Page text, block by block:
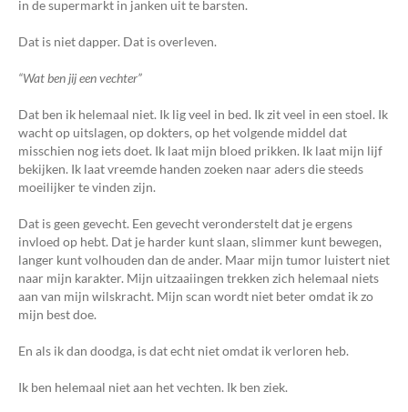
in de supermarkt in janken uit te barsten.
Dat is niet dapper. Dat is overleven.
“Wat ben jij een vechter”
Dat ben ik helemaal niet. Ik lig veel in bed. Ik zit veel in een stoel. Ik
wacht op uitslagen, op dokters, op het volgende middel dat
misschien nog iets doet. Ik laat mijn bloed prikken. Ik laat mijn lijf
bekijken. Ik laat vreemde handen zoeken naar aders die steeds
moeilijker te vinden zijn.
Dat is geen gevecht. Een gevecht veronderstelt dat je ergens
invloed op hebt. Dat je harder kunt slaan, slimmer kunt bewegen,
langer kunt volhouden dan de ander. Maar mijn tumor luistert niet
naar mijn karakter. Mijn uitzaaiingen trekken zich helemaal niets
aan van mijn wilskracht. Mijn scan wordt niet beter omdat ik zo
mijn best doe.
En als ik dan doodga, is dat echt niet omdat ik verloren heb.
Ik ben helemaal niet aan het vechten. Ik ben ziek.